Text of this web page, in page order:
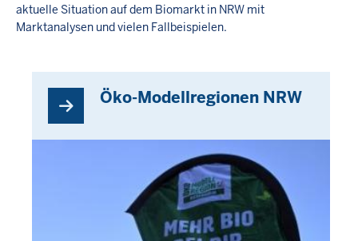
aktuelle Situation auf dem Biomarkt in NRW mit
Marktanalysen und vielen Fallbeispielen.
Öko-Modellregionen NRW